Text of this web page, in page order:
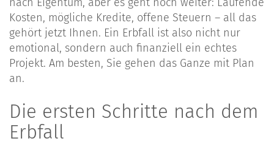
Kosten, mögliche Kredite, offene Steuern – all das
gehört jetzt Ihnen. Ein Erbfall ist also nicht nur
emotional, sondern auch finanziell ein echtes
Projekt. Am besten, Sie gehen das Ganze mit Plan
an.
Die ersten Schritte nach dem
Erbfall